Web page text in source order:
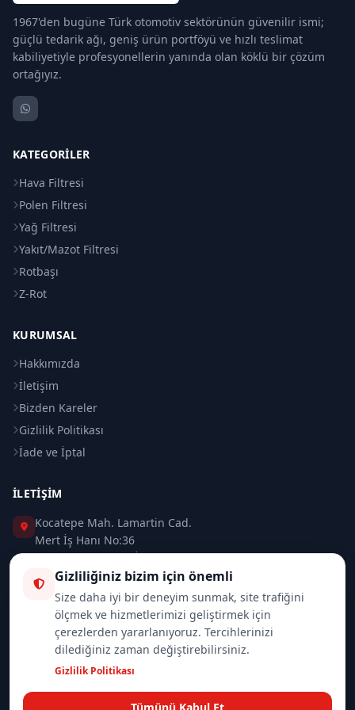
1967'den bugüne Türk otomotiv sektörünün güvenilir ismi;
güçlü tedarik ağı, geniş ürün portföyü ve hızlı teslimat
kabiliyetiyle profesyonellerin yanında olan köklü bir çözüm
ortağıyız.
KATEGORILER
Hava Filtresi
Polen Filtresi
Yağ Filtresi
Yakıt/Mazot Filtresi
Rotbaşı
Z-Rot
KURUMSAL
Hakkımızda
İletişim
Bizden Kareler
Gizlilik Politikası
İade ve İptal
İLETIŞIM
Kocatepe Mah. Lamartin Cad.
Mert İş Hanı No:36
Taksim / Beyoğlu / İSTANBUL
0 (212) 235 37 83
0 (532) 418 08 46
info@merttrade.com
Gizliliğiniz bizim için önemli
Size daha iyi bir deneyim sunmak, site trafiğini
ölçmek ve hizmetlerimizi geliştirmek için
çerezlerden yararlanıyoruz. Tercihlerinizi
dilediğiniz zaman değiştirebilirsiniz.
Gizlilik Politikası